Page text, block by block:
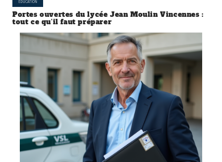
ÉDUCATION
Portes ouvertes du lycée Jean Moulin Vincennes :
tout ce qu’il faut préparer